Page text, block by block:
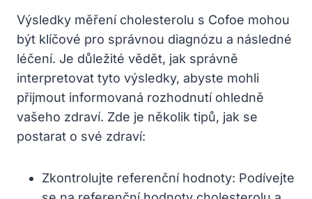
Výsledky měření cholesterolu s Cofoe mohou
být klíčové pro správnou diagnózu a následné
léčení. Je důležité vědět, jak správně
interpretovat tyto výsledky, abyste mohli
přijmout informovaná rozhodnutí ohledně
vašeho zdraví. Zde je několik tipů, jak se
postarat o své zdraví:
Zkontrolujte referenční hodnoty: Podívejte